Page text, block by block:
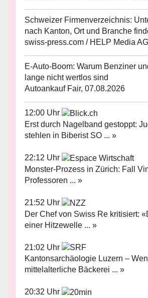
Schweizer Firmenverzeichnis:
nach Kanton, Ort und Branche
swiss-press.com / HELP Media
E-Auto-Boom: Warum Benziner
lange nicht wertlos sind
Autoankauf Fair, 07.08.2026
12:00 Uhr
Erst durch Nagelband gestoppt:
stehlen in Biberist SO ... »
22:12 Uhr
Monster-Prozess in Zürich: Fall
Professoren ... »
21:52 Uhr
Der Chef von Swiss Re kritisiert:
einer Hitzewelle ... »
21:02 Uhr
Kantonsarchäologie Luzern –
mittelalterliche Bäckerei ... »
20:32 Uhr